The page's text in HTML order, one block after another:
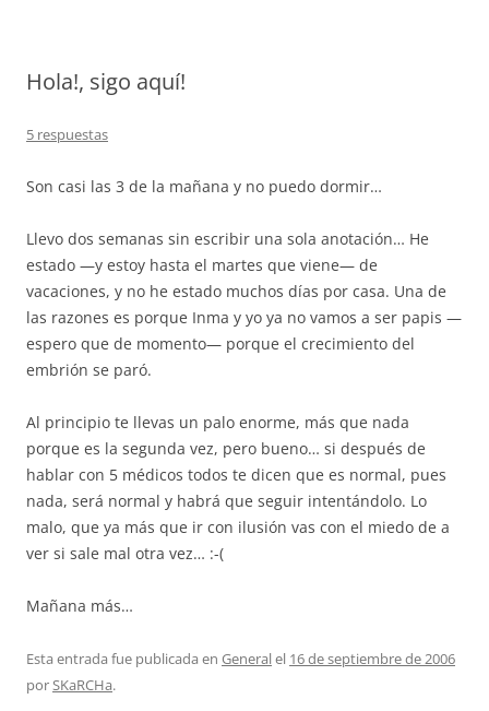
Hola!, sigo aquí!
5 respuestas
Son casi las 3 de la mañana y no puedo dormir…
Llevo dos semanas sin escribir una sola anotación… He
estado —y estoy hasta el martes que viene— de
vacaciones, y no he estado muchos días por casa. Una de
las razones es porque Inma y yo ya no vamos a ser papis —
espero que de momento— porque el crecimiento del
embrión se paró.
Al principio te llevas un palo enorme, más que nada
porque es la segunda vez, pero bueno… si después de
hablar con 5 médicos todos te dicen que es normal, pues
nada, será normal y habrá que seguir intentándolo. Lo
malo, que ya más que ir con ilusión vas con el miedo de a
ver si sale mal otra vez… :-(
Mañana más…
Esta entrada fue publicada en Generalel 16 de septiembre de 2006
porSKaRCHa.